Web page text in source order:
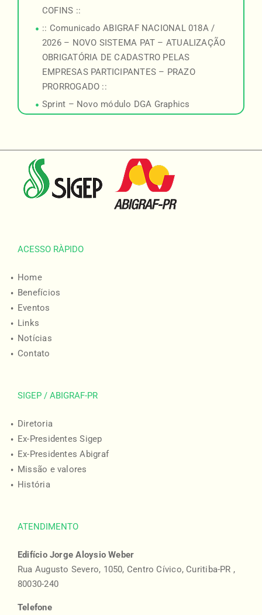
COFINS ::
:: Comunicado ABIGRAF NACIONAL 018A /
2026 – NOVO SISTEMA PAT – ATUALIZAÇÃO
OBRIGATÓRIA DE CADASTRO PELAS
EMPRESAS PARTICIPANTES – PRAZO
PRORROGADO ::
Sprint – Novo módulo DGA Graphics
ACESSO RÀPIDO
Home
Benefícios
Eventos
Links
Notícias
Contato
SIGEP / ABIGRAF-PR
Diretoria
Ex-Presidentes Sigep
Ex-Presidentes Abigraf
Missão e valores
História
ATENDIMENTO
Edifício Jorge Aloysio Weber
Rua Augusto Severo, 1050, Centro Cívico, Curitiba-PR ,
80030-240
Telefone